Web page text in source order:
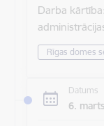
Darba
Rīgas domes
Datums
6.